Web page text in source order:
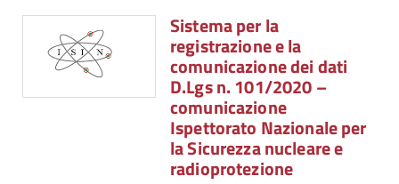
Sistema per la
registrazione e la
comunicazione dei dati
D.Lgs n. 101/2020 –
comunicazione
Ispettorato Nazionale per
la Sicurezza nucleare e
radioprotezione